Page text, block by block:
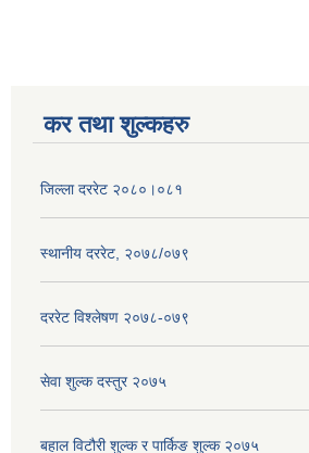
कर तथा शुल्कहरु
जिल्ला दररेट २०८०।०८१
स्थानीय दररेट, २०७८/०७९
दररेट विश्लेषण २०७८-०७९
सेवा शुल्क दस्तुर २०७५
बहाल विटौरी शुल्क र पार्किङ शुल्क २०७५